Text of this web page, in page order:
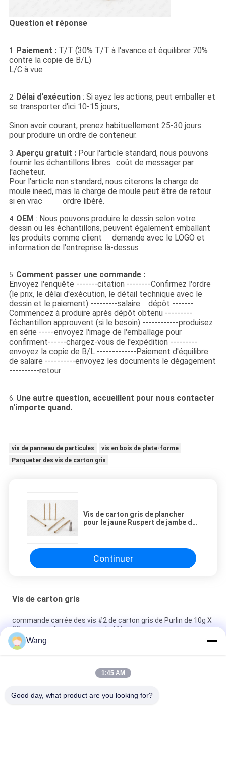
Question et réponse
1. Paiement :T/T (30% T/T à l'avance et équilibrer 70%
contre la copie de B/L)
L/C à vue
2. Délai d'exécution: Si ayez les actions, peut emballer et
se transporter d'ici 10-15 jours,
Sinon avoir courant, prenez habituellement 25-30 jours
pour produire un ordre de conteneur.
3. Aperçu gratuit :Pour l'article standard, nous pouvons
fournir les échantillons libres. coût de messager par
l'acheteur.
Pour l'article non standard, nous citerons la charge de
moule ineed, mais la charge de moule peut être de retour
si en vrac ordre libéré.
4. OEM : Nous pouvons produire le dessin selon votre
dessin ou les échantillons, peuvent également emballant
les produits comme client demande avec le LOGO et
information de l'entreprise là-dessus
5. Comment passer une commande :
Envoyez l'enquête -------citation --------Confirmez l'ordre
(le prix, le délai d'exécution, le détail technique avec le
dessin et le paiement) ---------salaire dépôt -------
Commencez à produire après dépôt obtenu ---------
l'échantillon approuvent (si le besoin) ------------produisez
en série -----envoyez l'image de l'emballage pour
confirment------chargez-vous de l'expédition ---------
envoyez la copie de B/L -------------Paiement d'équilibre
de salaire ----------envoyez les documents le dégagement
----------retour
6. Une autre question, accueillent pour nous contacter
n'importe quand.
vis de panneau de particules
vis en bois de plate-forme
Parqueter des vis de carton gris
Vis de carton gris de plancher
pour le jaune Ruspert de jambe de
Continuer
Vis de carton gris
commande carrée des vis #2 de carton gris de Purlin de 10g X
80mm avec 4 nervures sous la tête
La tête fraisée par commande d'étoile avec la plate-forme
d'équilibre de 6 graines visse le revêtement vert de Ruspert
Le but multi de plein fil fraisé par double d'entraînement de
Wang
1:45 AM
Good day, what product are you looking for?